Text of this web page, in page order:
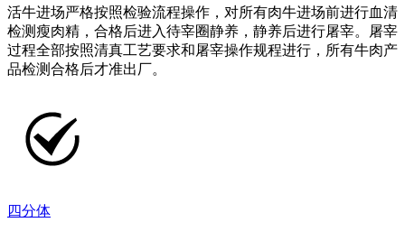
活牛进场严格按照检验流程操作，对所有肉牛进场前进行血清
检测瘦肉精，合格后进入待宰圈静养，静养后进行屠宰。屠宰
过程全部按照清真工艺要求和屠宰操作规程进行，所有牛肉产
品检测合格后才准出厂。
四分体